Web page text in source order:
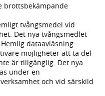
brottsbekämpande
tvångsmedel vid
Det nya tvångsmedlet
dataavläsning
möjligheter att ta del
är tillgänglig. Det nya
under en
och vid särskild